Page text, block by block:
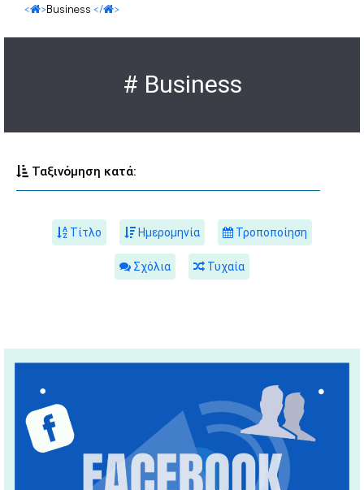
< >Business </ >
# Business
Ταξινόμηση κατά:
Τίτλο Ημερομηνία Τροποποίηση
Σχόλια Τυχαία